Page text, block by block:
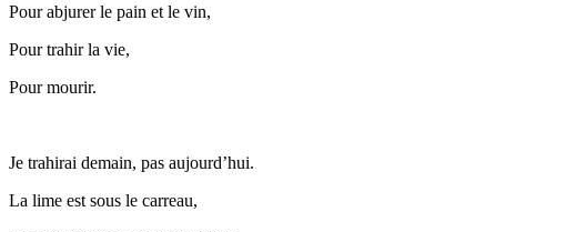
Pour abjurer le pain et le vin,
Pour trahir la vie,
Pour mourir.
Je trahirai demain, pas aujourd’hui.
La lime est sous le carreau,